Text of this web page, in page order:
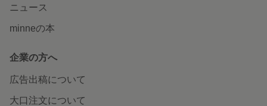
ニュース
minneの本
企業の方へ
広告出稿について
大口注文について